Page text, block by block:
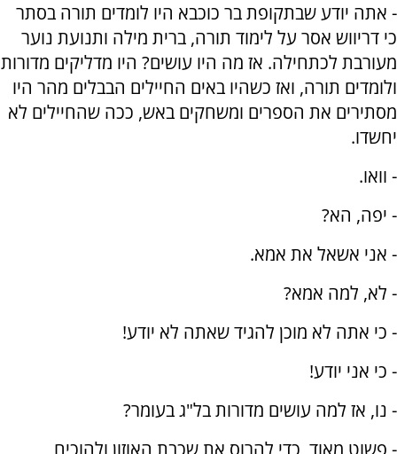
- אתה יודע שבתקופת בר כוכבא היו לומדים תורה בסתר
כי דריווש אסר על לימוד תורה, ברית מילה ותנועת נוער
מעורבת לכתחילה. אז מה היו עושים? היו מדליקים מדורות
ולומדים תורה, ואז כשהיו באים החיילים הבבלים מהר היו
מסתירים את הספרים ומשחקים באש, ככה שהחיילים לא
יחשדו.
- וואו.
- יפה, הא?
- אני אשאל את אמא.
- לא, למה אמא?
- כי אתה לא מוכן להגיד שאתה לא יודע!
- כי אני יודע!
- נו, אז למה עושים מדורות בל"ג בעומר?